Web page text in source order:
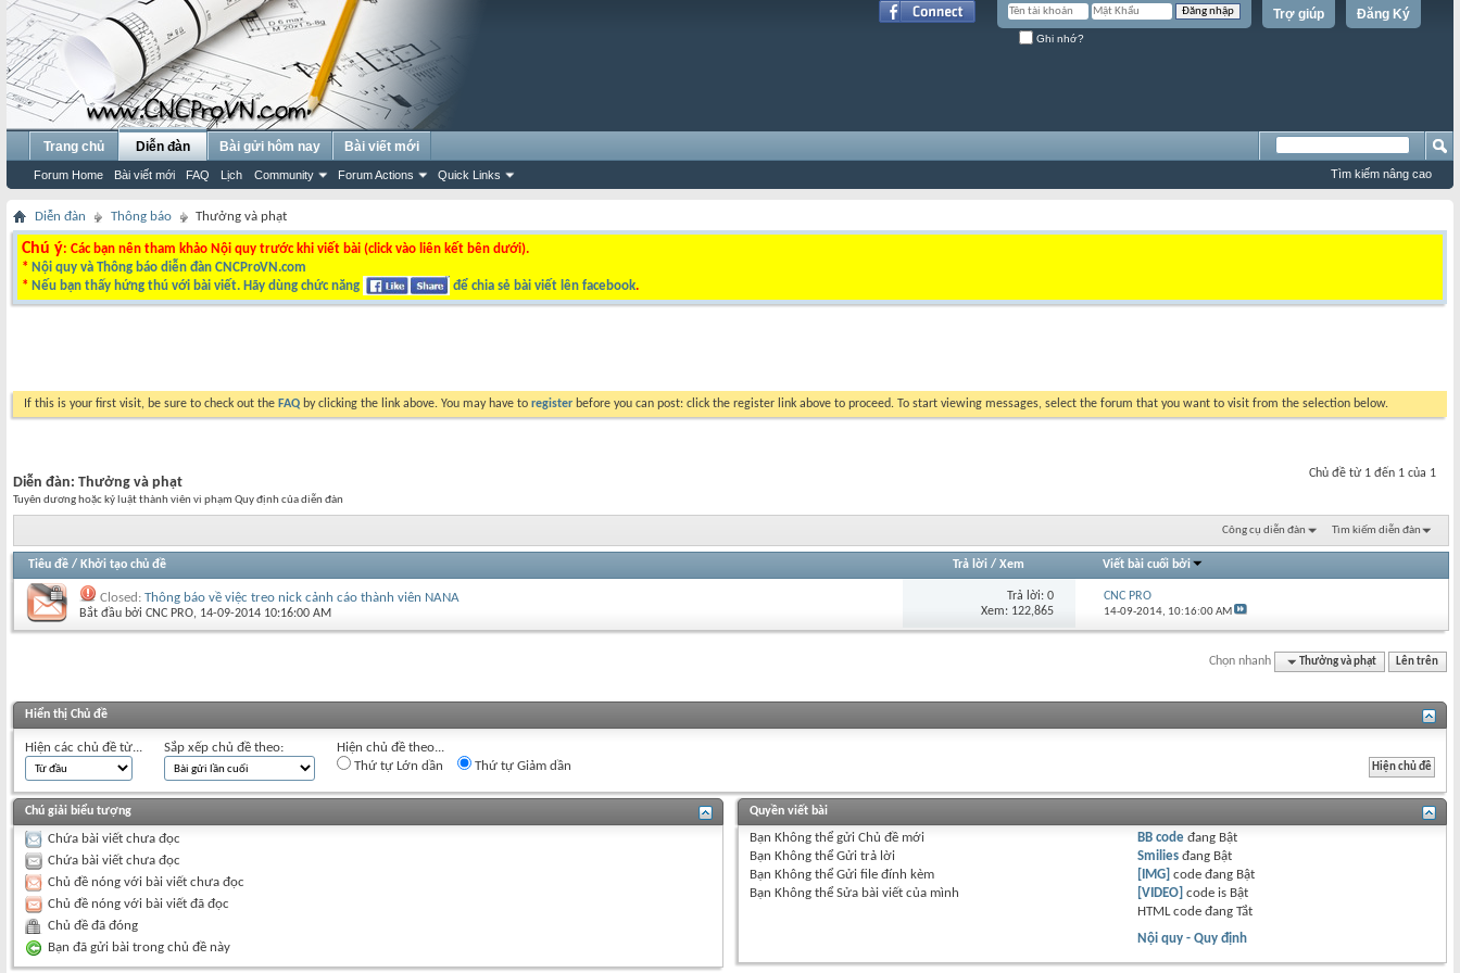
Đăng Ký
Trợ giúp
Ghi nhớ?
Trang chủ Diễn đàn
Forum Home Bài viết mới FAQ Lịch Community Forum Actions Quick Links
Bài gửi hôm nay Bài viết mới
Tìm kiếm nâng cao
Diễn đàn Thông báo Thưởng và phạt
Chú ý: Các bạn nên tham khảo Nội quy trước khi viết bài (click vào liên kết bên dưới).
* Nội quy và Thông báo diễn đàn CNCProVN.com
* Nếu bạn thấy hứng thú với bài viết. Hãy dùng chức năng để chia sẻ bài viết lên facebook.
If this is your first visit, be sure to check out the FAQ by clicking the link above. You may have to register before you can post: click the register link above to proceed. To start viewing messages, select the forum that you want to visit from the selection below.
Chủ đề từ 1 đến 1 của 1
Diễn đàn: Thưởng và phạt
Tuyên dương hoặc kỷ luật thành viên vi phạm Quy định của diễn đàn
Công cụ diễn đàn Tìm kiếm diễn đàn
Tiêu đề / Khởi tạo chủ đề Trả lời/ Xem Viết bài cuối bởi
Closed: Thông báo về việc treo nick cảnh cáo thành viên NANA
Bắt đầu bởi CNC PRO‎, 14-09-2014 10:16:00 AM
Trả lời: 0
Xem: 122,865
CNC PRO
14-09-2014, 10:16:00 AM
Chọn nhanh Thưởng và phạt Lên trên
Hiển thị Chủ đề
Hiện các chủ đề từ... Sắp xếp chủ đề theo:
Hiện chủ đề theo...
Thứ tự Lớn dần
Thứ tự Giảm dần
Chú giải biểu tượng
Chứa bài viết chưa đọc
Chứa bài viết chưa đọc
Chủ đề nóng với bài viết chưa đọc
Chủ đề nóng với bài viết đã đọc
Chủ đề đã đóng
Bạn đã gửi bài trong chủ đề này
Quyền viết bài
Bạn Không thểgửi Chủ đề mới
Bạn Không thểGửi trả lời
Bạn Không thểGửi file đính kèm
Bạn Không thểSửa bài viết của mình
BB code đang Bật
Smilies đang Bật
[IMG] code đang Bật
[VIDEO] code is Bật
HTML code đangTắt
Nội quy - Quy định